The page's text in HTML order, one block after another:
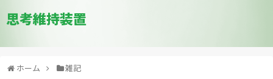
思考維持装置
ホーム 雑記